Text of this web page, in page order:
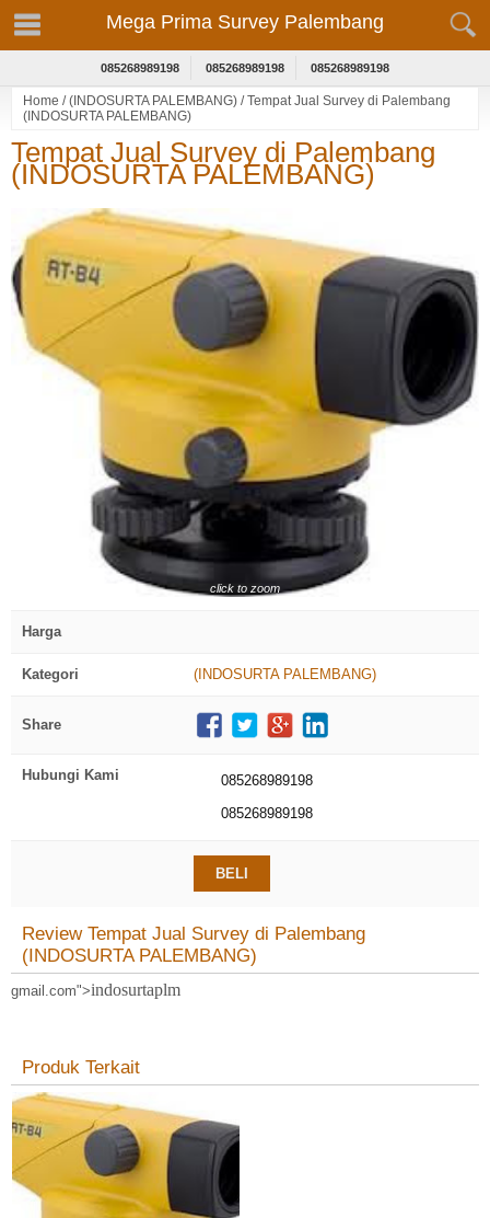
Mega Prima Survey Palembang
085268989198 085268989198 085268989198
Home /(INDOSURTA PALEMBANG) /Tempat Jual Survey di Palembang
(INDOSURTA PALEMBANG)
Tempat Jual Survey di Palembang
(INDOSURTA PALEMBANG)
click to zoom
Harga
Kategori (INDOSURTA PALEMBANG)
Share
Hubungi Kami
085268989198
085268989198
BELI
Review Tempat Jual Survey di Palembang
(INDOSURTA PALEMBANG)
gmail.com">indosurtaplm
Produk Terkait